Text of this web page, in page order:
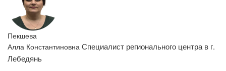
Пекшева
Алла Константиновна Специалист регионального центра в г.
Лебедянь